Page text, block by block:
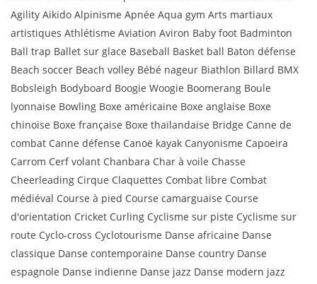
Agility Aikido Alpinisme Apnée Aqua gym Arts martiaux
artistiques Athlétisme Aviation Aviron Baby foot Badminton
Ball trap Ballet sur glace Baseball Basket ball Baton défense
Beach soccer Beach volley Bébé nageur Biathlon Billard BMX
Bobsleigh Bodyboard Boogie Woogie Boomerang Boule
lyonnaise Bowling Boxe américaine Boxe anglaise Boxe
chinoise Boxe française Boxe thaïlandaise Bridge Canne de
combat Canne défense Canoë kayak Canyonisme Capoeira
Carrom Cerf volant Chanbara Char à voile Chasse
Cheerleading Cirque Claquettes Combat libre Combat
médiéval Course à pied Course camarguaise Course
d'orientation Cricket Curling Cyclisme sur piste Cyclisme sur
route Cyclo-cross Cyclotourisme Danse africaine Danse
classique Danse contemporaine Danse country Danse
espagnole Danse indienne Danse jazz Danse modern jazz